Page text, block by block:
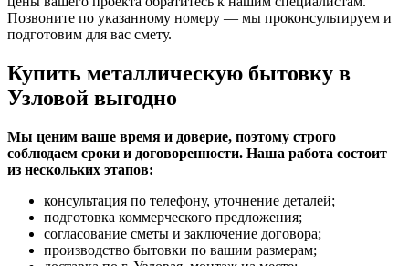
Позвоните по указанному номеру — мы проконсультируем и
подготовим для вас смету.
Купить металлическую бытовку в
Узловой выгодно
Мы ценим ваше время и доверие, поэтому строго
соблюдаем сроки и договоренности. Наша работа состоит
из нескольких этапов:
консультация по телефону, уточнение деталей;
подготовка коммерческого предложения;
согласование сметы и заключение договора;
производство бытовки по вашим размерам;